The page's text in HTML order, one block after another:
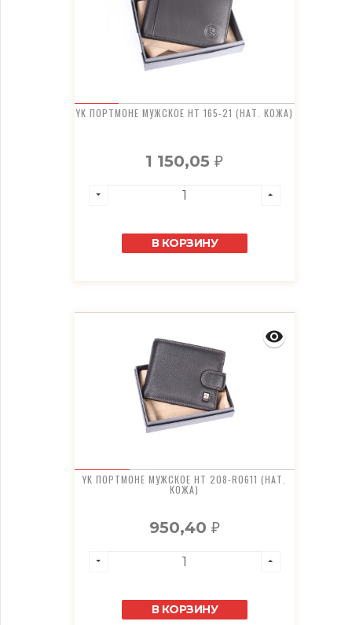
YK ПОРТМОНЕ МУЖСКОЕ HT 165-21 (НАТ. КОЖА)
1 150,05₽
В КОРЗИНУ
YK ПОРТМОНЕ МУЖСКОЕ HT 208-R0611 (НАТ.
КОЖА)
950,40 ₽
В КОРЗИНУ